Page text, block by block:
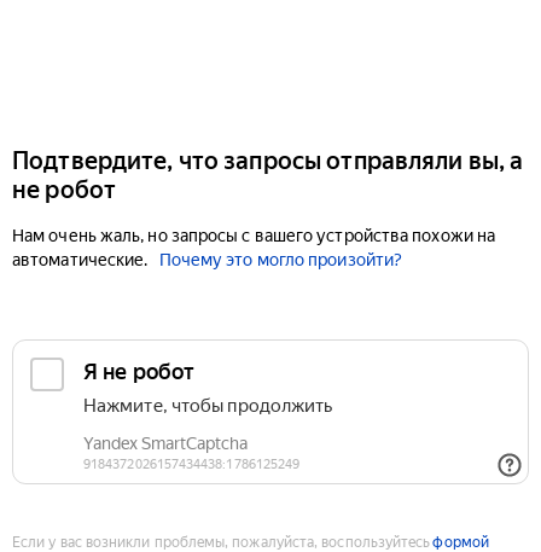
Подтвердите, что запросы отправляли вы, а
не робот
Нам очень жаль, но запросы с вашего устройства похожи на
автоматические.
Почему это могло произойти?
Если у вас возникли проблемы, пожалуйста, воспользуйтесьформой